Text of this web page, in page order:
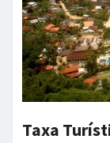
Taxa